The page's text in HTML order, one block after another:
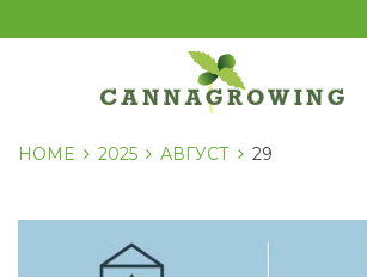
к
HOME 2025 АВГУСТ 29
День:
29.08.2025